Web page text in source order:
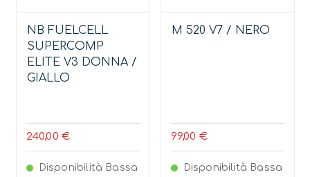
NB FUELCELL
SUPERCOMP
ELITE V3 DONNA /
GIALLO
240,00 €
Disponibilità Bassa
M 520 V7 / NERO
99,00 €
Disponibilità Bassa